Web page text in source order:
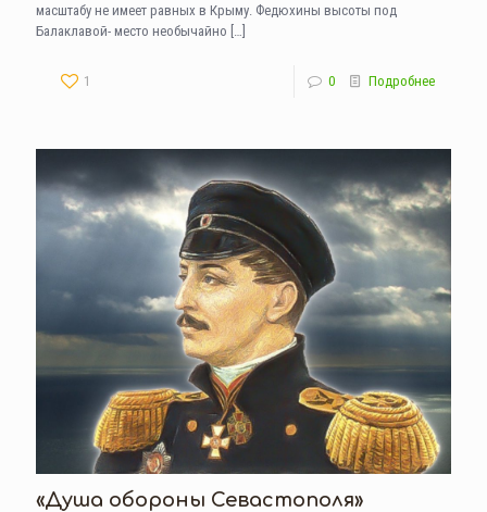
масштабу не имеет равных в Крыму. Федюхины высоты под
Балаклавой- место необычайно […]
1 0 Подробнее
«Душа обороны Севастополя»